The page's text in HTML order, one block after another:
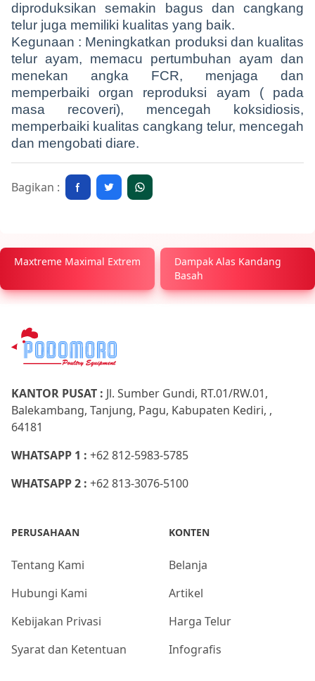
diproduksikan semakin bagus dan cangkang
telur juga memiliki kualitas yang baik.
Kegunaan : Meningkatkan produksi dan kualitas
telur ayam, memacu pertumbuhan ayam dan
menekan angka FCR, menjaga dan
memperbaiki organ reproduksi ayam ( pada
masa recoveri), mencegah koksidiosis,
memperbaiki kualitas cangkang telur, mencegah
dan mengobati diare.
Bagikan :
Maxtreme Maximal Extrem
Dampak Alas Kandang
Basah
KANTOR PUSAT : Jl. Sumber Gundi, RT.01/RW.01,
Balekambang, Tanjung, Pagu, Kabupaten Kediri, ,
64181
WHATSAPP 1 : +62 812-5983-5785
WHATSAPP 2 : +62 813-3076-5100
PERUSAHAAN
Tentang Kami
Hubungi Kami
Kebijakan Privasi
Syarat dan Ketentuan
KONTEN
Belanja
Artikel
Harga Telur
Infografis